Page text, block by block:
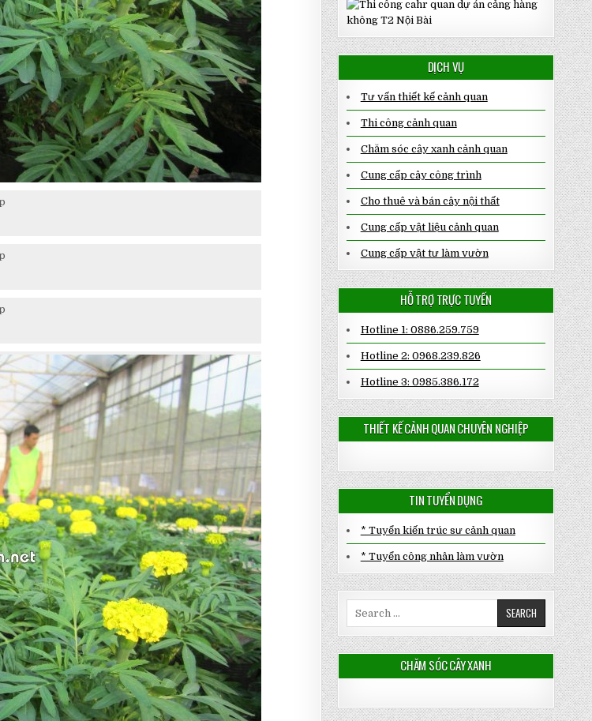
DỊCH VỤ
Tư vấn thiết kế cảnh quan
Thi công cảnh quan
Chăm sóc cây xanh cảnh quan
Cung cấp cây công trình
Cho thuê và bán cây nội thất
Cung cấp vật liệu cảnh quan
Cung cấp vật tư làm vườn
HỖ TRỢ TRỰC TUYẾN
Hotline 1: 0886.259.759
Hotline 2: 0968.239.826
Hotline 3: 0985.386.172
THIẾT KẾ CẢNH QUAN CHUYÊN NGHIỆP
TIN TUYỂN DỤNG
* Tuyển kiến trúc sư cảnh quan
* Tuyển công nhân làm vườn
CHĂM SÓC CÂY XANH